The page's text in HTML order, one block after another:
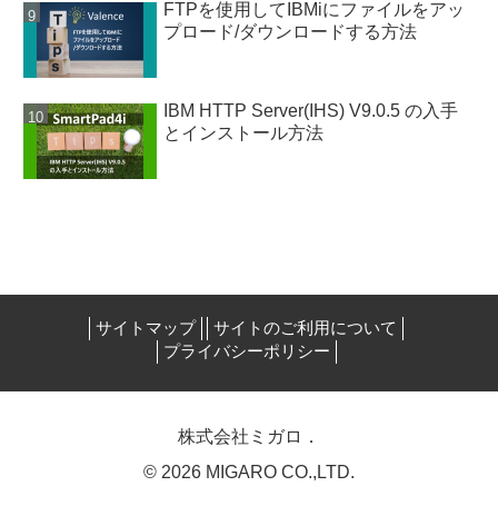
FTPを使用してIBMiにファイルをアッ
プロード/ダウンロードする方法
IBM HTTP Server(IHS) V9.0.5 の入手
とインストール方法
サイトマップ
サイトのご利用について
プライバシーポリシー
株式会社ミガロ．
© 2026 MIGARO CO.,LTD.